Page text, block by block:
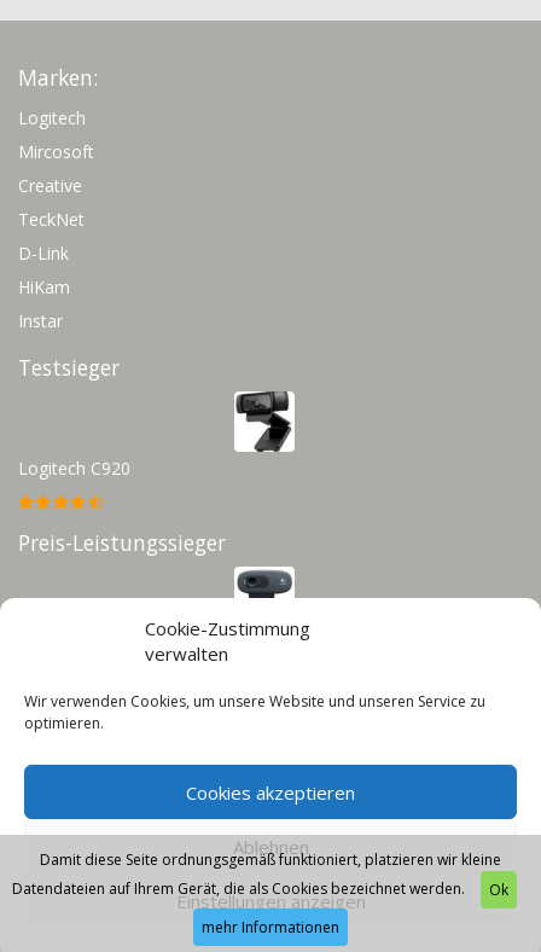
Cookie-Zustimmung
verwalten
Wir verwenden Cookies, um unsere Website und unseren Service zu
optimieren.
Cookies akzeptieren
Ablehnen
Einstellungen anzeigen
Marken:
Logitech
Mircosoft
Creative
TeckNet
D-Link
HiKam
Instar
Testsieger
Logitech C920
Preis-Leistungssieger
Infos
Cookie-Richtlinie (EU)
© 2026 - Webcam-Guru - Diese Seite läuft mit dem Affiliate Theme von
Damit diese Seite ordnungsgemäß funktioniert, platzieren wir kleine
Datendateien auf Ihrem Gerät, die als Cookies bezeichnet werden.
Ok
mehr Informationen